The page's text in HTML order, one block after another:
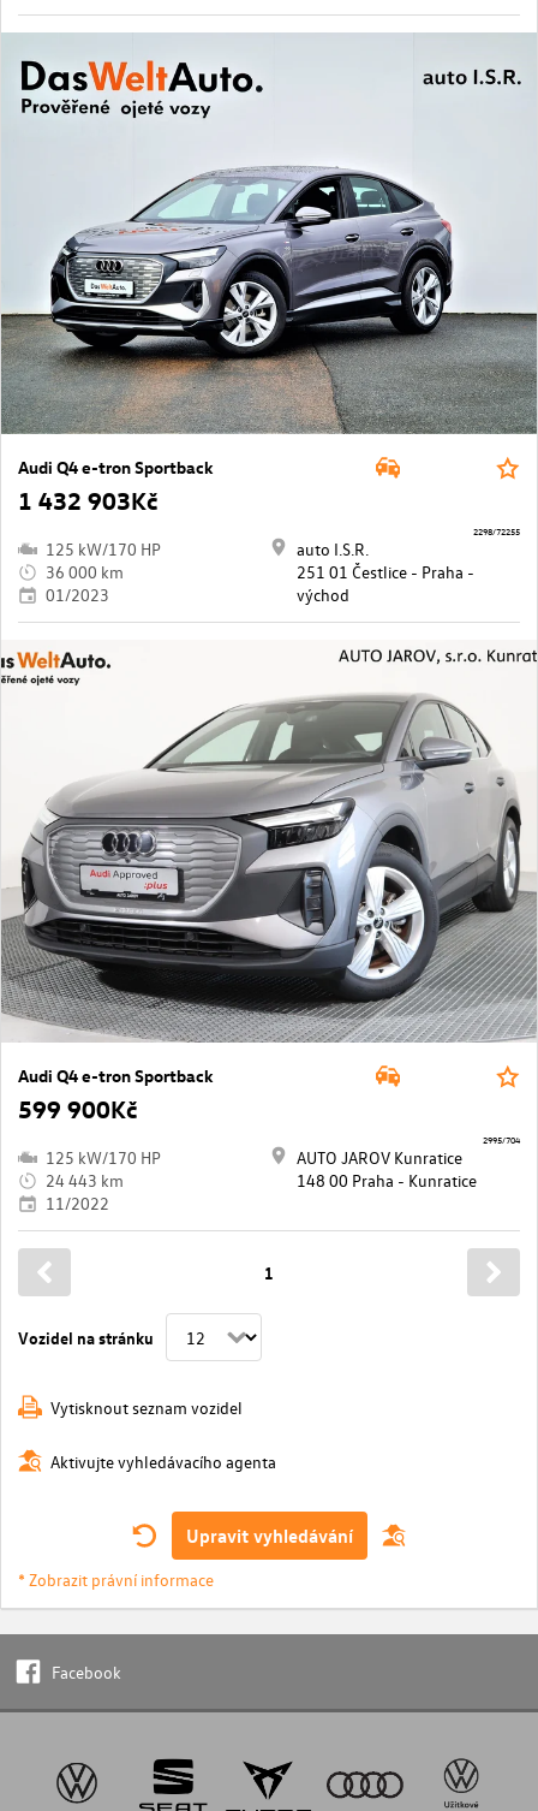
Audi Q4 e-tron Sportback
1 432 903Kč
125 kW/170 HP
36 000 km
01/2023
auto I.S.R.
251 01 Čestlice - Praha -
východ
2298/72255
Audi Q4 e-tron Sportback
599 900Kč
125 kW/170 HP
24 443 km
11/2022
AUTO JAROV Kunratice
148 00 Praha - Kunratice
2995/704
Vozidel na stránku
1
Vytisknout seznam vozidel
Aktivujte vyhledávacího agenta
Upravit vyhledávání
* Zobrazit právní informace
Facebook